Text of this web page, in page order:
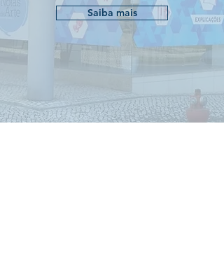
Saiba mais